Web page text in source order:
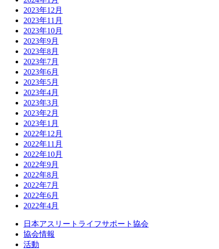
2023年12月
2023年11月
2023年10月
2023年9月
2023年8月
2023年7月
2023年6月
2023年5月
2023年4月
2023年3月
2023年2月
2023年1月
2022年12月
2022年11月
2022年10月
2022年9月
2022年8月
2022年7月
2022年6月
2022年4月
日本アスリートライフサポート協会
協会情報
活動